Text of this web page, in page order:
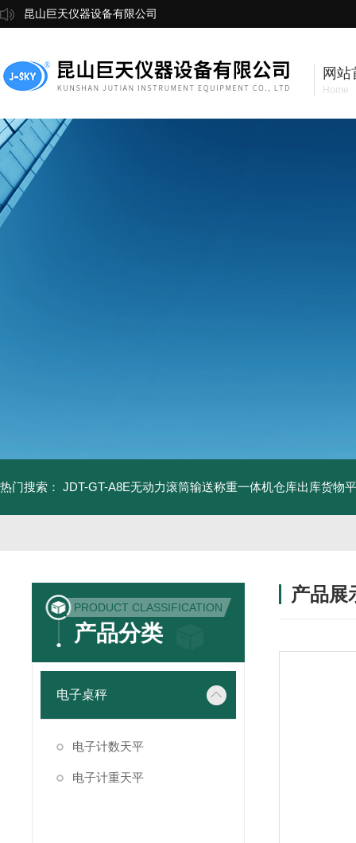
昆山巨天仪器设备有限公司
网站
Home
热门搜索： JDT-GT-A8E无动力滚筒输送称重一体机仓库出库货物
PRODUCT CLASSIFICATION
产品分类
电子桌秤
电子计数天平
电子计重天平
产品展